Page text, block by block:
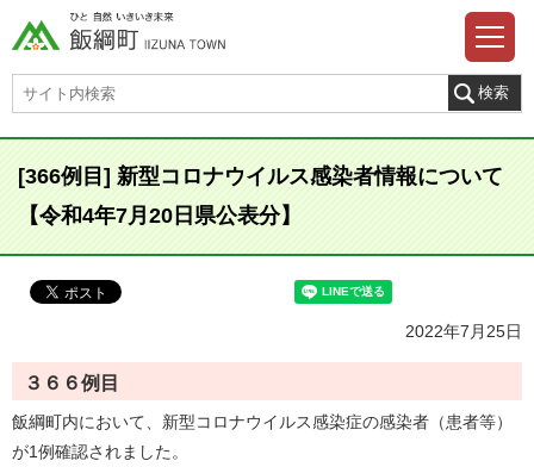
[366例目] 新型コロナウイルス感染者情報について
【令和4年7月20日県公表分】
2022年7月25日
３６６例目
飯綱町内において、新型コロナウイルス感染症の感染者（患者等）
が1例確認されました。